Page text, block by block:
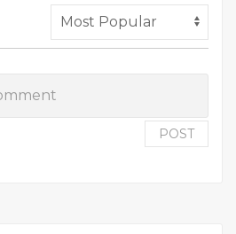
POST